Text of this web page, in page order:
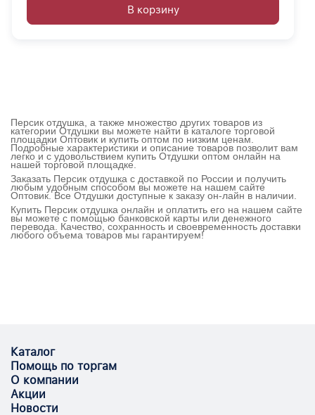
В корзину
Персик отдушка, а также множество других товаров из
категории Отдушки вы можете найти в каталоге торговой
площадки Оптовик и купить оптом по низким ценам.
Подробные характеристики и описание товаров позволит вам
легко и с удовольствием купить Отдушки оптом онлайн на
нашей торговой площадке.
Заказать Персик отдушка с доставкой по России и получить
любым удобным способом вы можете на нашем сайте
Оптовик. Все Отдушки доступные к заказу он-лайн в наличии.
Купить Персик отдушка онлайн и оплатить его на нашем сайте
вы можете с помощью банковской карты или денежного
перевода. Качество, сохранность и своевременность доставки
любого объема товаров мы гарантируем!
Каталог
Помощь по торгам
О компании
Акции
Новости